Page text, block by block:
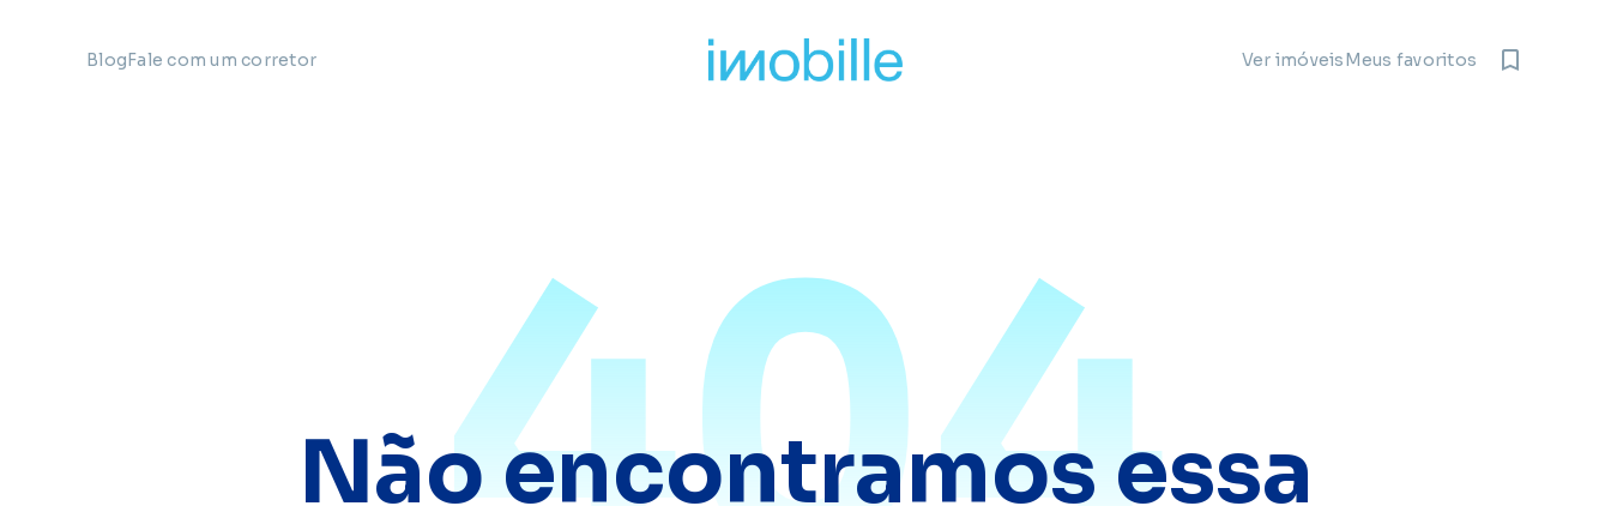
BlogFale com um corretor Ver imóveisMeus favoritos
Não encontramos essa